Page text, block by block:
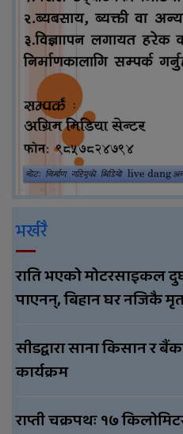
भर्खरै
राति भएको मोटरसाइकल
पाएनन्, बिहान घर नजिकै
सीडद्वारा साना किसान र
कार्यक्रम
राप्ती चक्रपथः १७